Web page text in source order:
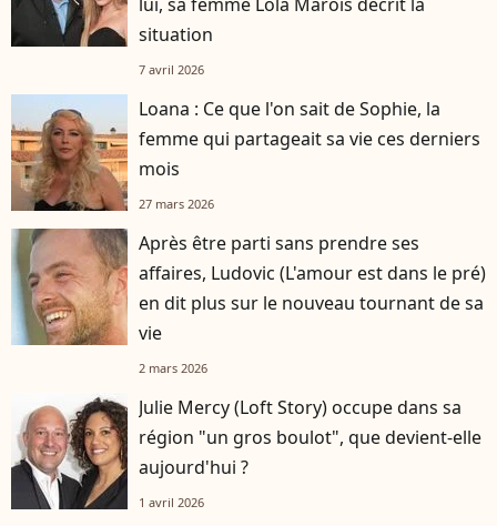
situation
7 avril 2026
Loana : Ce que l'on sait de Sophie, la
femme qui partageait sa vie ces derniers
mois
27 mars 2026
Après être parti sans prendre ses
affaires, Ludovic (L'amour est dans le pré)
en dit plus sur le nouveau tournant de sa
vie
2 mars 2026
Julie Mercy (Loft Story) occupe dans sa
région "un gros boulot", que devient-elle
aujourd'hui ?
1 avril 2026